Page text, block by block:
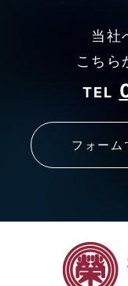
当社
こちら
TEL
フォーム